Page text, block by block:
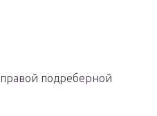
подреберной